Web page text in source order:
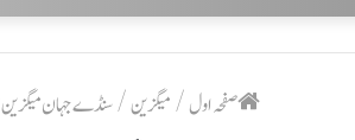
صفحہ اول /میگزین/سنڈے جہان میگزین 17 مئی تا 23 مئی 2026